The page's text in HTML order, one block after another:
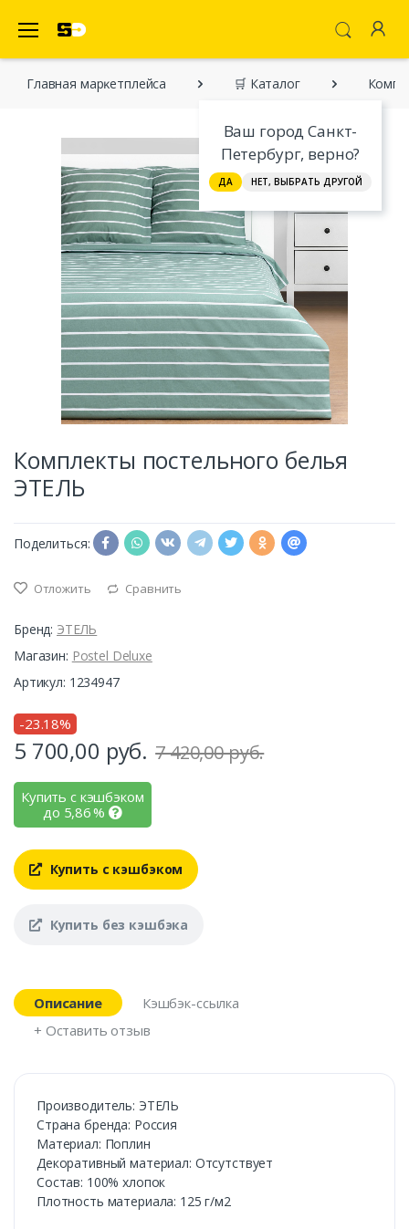
Ваш город Санкт-
Петербург, верно?
ДА НЕТ, ВЫБРАТЬ ДРУГОЙ
Главная марĸетплейса 🛒 Каталог
Комплекты постельного белья
ЭТЕЛЬ
Поделиться:
Отложить Сравнить
Бренд: ЭТЕЛЬ
Магазин: Postel Deluxe
Артикул: 1234947
-23.18%
5 700,00 руб. 7 420,00 руб.
Купить с кэшбэком
до 5,86%
Купить с кэшбэком
Купить без кэшбэка
Описание
Кэшбэк-ссылка
+ Оставить отзыв
Производитель: ЭТЕЛЬ
Cтрана бренда: Россия
Материал: Поплин
Декоративный материал: Отсутствует
Состав: 100% хлопок
Плотность материала: 125 г/м2